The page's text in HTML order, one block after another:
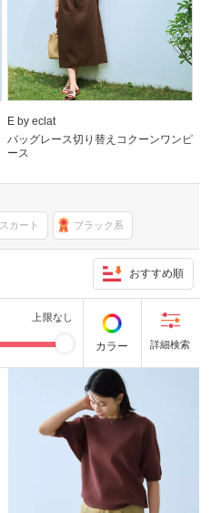
E by eclat
バッグレース切り替えコクーンワンピ
ース
スカート ブラック系
おすすめ順
上限なし
カラー